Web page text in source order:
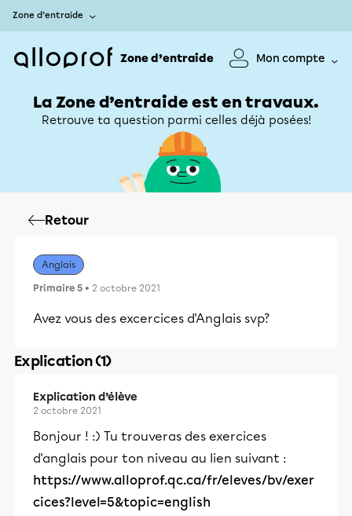
Zone d’entraide
Zone d’entraide Mon compte
La Zone d’entraide est en travaux.
Retrouve ta question parmi celles déjà posées!
Retour
Anglais
Primaire 5 • 2 octobre 2021
Avez vous des excercices d'Anglais svp?
Explication (1)
Explication d’élève
2 octobre 2021
Bonjour ! :) Tu trouveras des exercices
d'anglais pour ton niveau au lien suivant :
https://www.alloprof.qc.ca/fr/eleves/bv/exer
cices?level=5&topic=english